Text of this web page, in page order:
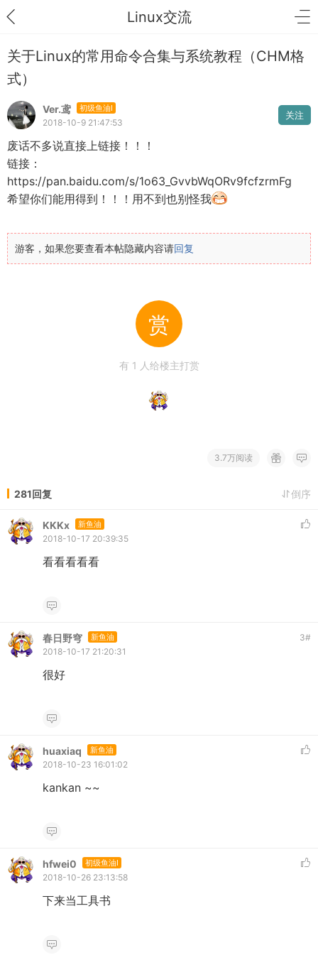
Linux交流
关于Linux的常用命令合集与系统教程（CHM格
式）
Ver.鸢 初级鱼油I
2018-10-9 21:47:53
关注
废话不多说直接上链接！！！
链接：
https://pan.baidu.com/s/1o63_GvvbWqORv9fcfzrmFg
希望你们能用得到！！！用不到也别怪我
游客，如果您要查看本帖隐藏内容请回复
赏
有 1 人给楼主打赏
3.7万阅读
281回复 倒序
KKKx 新鱼油
2018-10-17 20:39:35
看看看看看
春日野穹 新鱼油 3#
2018-10-17 21:20:31
很好
huaxiaq 新鱼油
2018-10-23 16:01:02
kankan ~~
hfwei0 初级鱼油I
2018-10-26 23:13:58
下来当工具书